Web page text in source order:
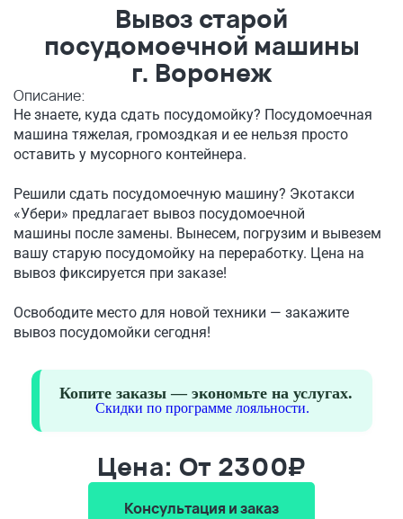
Вывоз старой
посудомоечной машины
г. Воронеж
Описание:
Не знаете, куда сдать посудомойку? Посудомоечная
машина тяжелая, громоздкая и ее нельзя просто
оставить у мусорного контейнера.
Решили сдать посудомоечную машину? Экотакси
«Убери» предлагает вывоз посудомоечной
машины после замены. Вынесем, погрузим и вывезем
вашу старую посудомойку на переработку. Цена на
вывоз фиксируется при заказе!
Освободите место для новой техники — закажите
вывоз посудомойки сегодня!
Копите заказы — экономьте на услугах.
Скидки по программе лояльности.
Цена: От 2300₽
Консультация и заказ